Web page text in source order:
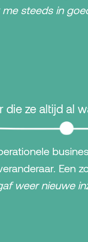
me steeds in
die ze altijd al
Een
weer nieuwe